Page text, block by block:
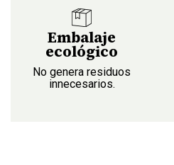
Embalaje
ecológico
No genera residuos
innecesarios.